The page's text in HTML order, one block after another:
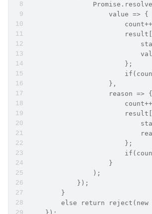
                    value => {
                        };
                    },
                    reason => {
                        };
                    }
                );
            });
        }
else return